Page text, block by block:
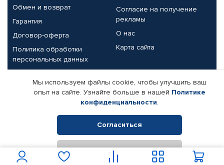
Обмен и возврат
Гарантия
Договор-оферта
Политика обработки
персональных данных
Согласие на получение
рекламы
О нас
Карта сайта
Партнерам
Корпоративным клиентам
Поставщикам
Реквизиты компании
© КАМАЗ ЦЕНТР ДОНЕЦК, 2015-2026. Все права защищены.
Интернет-магазин автомобильных товаров Автопрофи.
Мы используем файлы cookie, чтобы улучшить ваш
опыт на сайте. Узнайте больше в нашей Политике
конфиденциальности.
Согласиться
Отклонить